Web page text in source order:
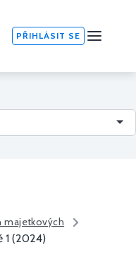
PŘIHLÁSIT SE
majetkových
1 (2024)